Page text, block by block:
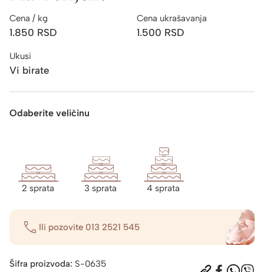
Cena / kg
1.850 RSD
Cena ukrašavanja
1.500 RSD
Ukusi
Vi birate
Odaberite veličinu
2 sprata 3 sprata 4 sprata
Ili pozovite 013 2521 545
Šifra proizvoda: S-0635